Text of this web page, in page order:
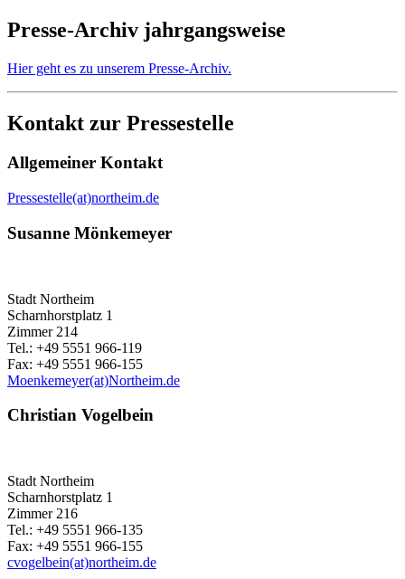
Presse-Archiv jahrgangsweise
Hier geht es zu unserem Presse-Archiv.
Kontakt zur Pressestelle
Allgemeiner Kontakt
Pressestelle(at)northeim.de
Susanne Mönkemeyer
Stadt Northeim
Scharnhorstplatz 1
Zimmer 214
Tel.: +49 5551 966-119
Fax: +49 5551 966-155
Moenkemeyer(at)Northeim.de
Christian Vogelbein
Stadt Northeim
Scharnhorstplatz 1
Zimmer 216
Tel.: +49 5551 966-135
Fax: +49 5551 966-155
cvogelbein(at)northeim.de